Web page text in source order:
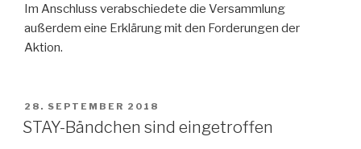
Im Anschluss verabschiedete die Versammlung
außerdem eine Erklärung mit den Forderungen der
Aktion.
VERÖFFENTLICHT
AM
28. SEPTEMBER 2018
STAY-Bändchen sind eingetroffen